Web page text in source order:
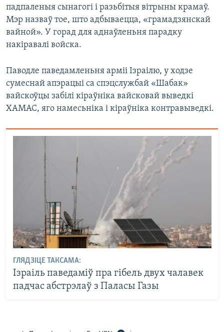
падпаленыя сынагогі і разьбітыя вітрыны крамаў.
Мэр назваў тое, што адбываецца, «грамадзянскай
вайной». У горад для аднаўленьня парадку
накіравалі войска.
Паводле паведамленьня арміі Ізраілю, у ходзе
сумеснай апэрацыі са спэцслужбай «Шабак»
вайскоўцы забілі кіраўніка вайсковай выведкі
ХАМАС, яго намесьніка і кіраўніка контравыведкі.
ГЛЯДЗІЦЕ ТАКСАМА:
Ізраіль паведаміў пра гібель двух чалавек
падчас абстрэлаў з Паласы Газы